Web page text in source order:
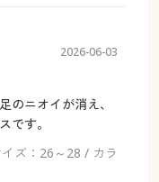
2026-06-03
のニオイが消え、
です。
ズ：26～28 / カラ